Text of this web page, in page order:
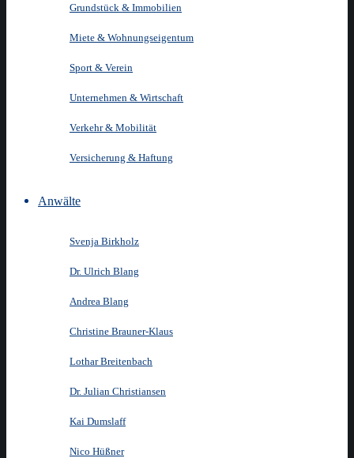
Grundstück & Immobilien
Miete & Wohnungseigentum
Sport & Verein
Unternehmen & Wirtschaft
Verkehr & Mobilität
Versicherung & Haftung
Anwälte
Svenja Birkholz
Dr. Ulrich Blang
Andrea Blang
Christine Brauner-Klaus
Lothar Breitenbach
Dr. Julian Christiansen
Kai Dumslaff
Nico Hüßner